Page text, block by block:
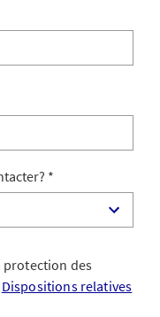
protection des
Dispositions relatives